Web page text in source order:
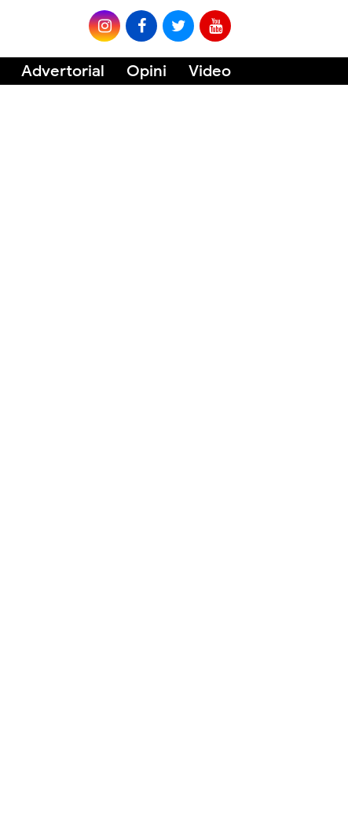
Advertorial Opini Video